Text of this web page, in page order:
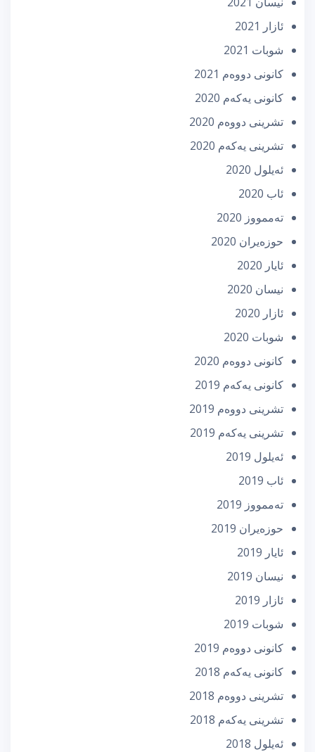
ئازار 2021
شوبات 2021
كانونی دووه‌م 2021
كانونی یه‌كه‌م 2020
تشرینی دووه‌م 2020
تشرینی یه‌كه‌م 2020
ئه‌یلول 2020
ئاب 2020
تەممووز 2020
حوزه‌یران 2020
ئایار 2020
نیسان 2020
ئازار 2020
شوبات 2020
كانونی دووه‌م 2020
كانونی یه‌كه‌م 2019
تشرینی دووه‌م 2019
تشرینی یه‌كه‌م 2019
ئه‌یلول 2019
ئاب 2019
تەممووز 2019
حوزه‌یران 2019
ئایار 2019
نیسان 2019
ئازار 2019
شوبات 2019
كانونی دووه‌م 2019
كانونی یه‌كه‌م 2018
تشرینی دووه‌م 2018
تشرینی یه‌كه‌م 2018
ئه‌یلول 2018